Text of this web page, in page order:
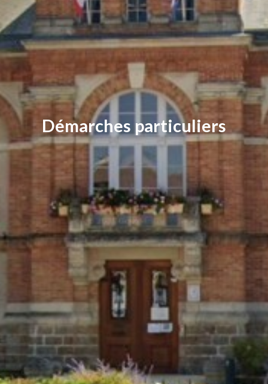
Démarches particuliers